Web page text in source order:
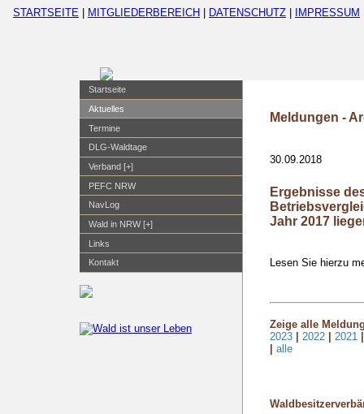
STARTSEITE MITGLIEDERBEREICH DATENSCHUTZ IMPRESSUM
Startseite
Aktuelles
Termine
DLG-Waldtage
Verband [+]
PEFC NRW
NavLog
Wald in NRW [+]
Links
Kontakt
Meldungen -
30.09.2018
Ergebnisse
Jahr 2017
Lesen Sie hierzu
Zeige alle
2023 |2022 |2021
|alle